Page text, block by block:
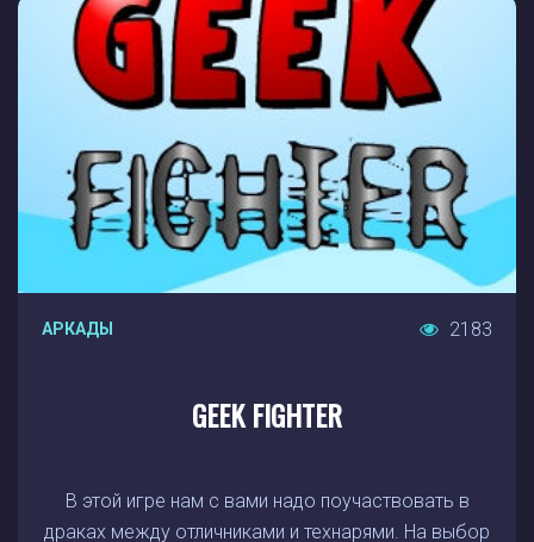
АРКАДЫ 2183
GEEK FIGHTER
В этой игре нам с вами надо поучаствовать в
драках между отличниками и технарями. На выбор